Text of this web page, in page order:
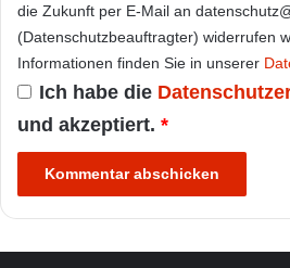
die Zukunft per E-Mail an
(Datenschutzbeauftragter) widerrufen
Informationen finden Sie in unserer
Ich habe die
und akzeptiert. *